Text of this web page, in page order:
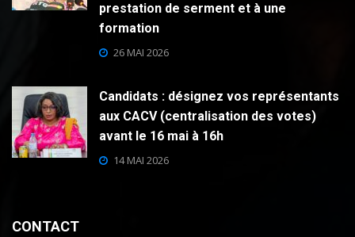
prestation de serment et à une
formation
26 MAI 2026
Candidats : désignez vos représentants
aux CACV (centralisation des votes)
avant le 16 mai à 16h
14 MAI 2026
CONTACT